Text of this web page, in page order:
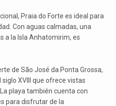
Praia do Forte es ideal para
Con aguas calmadas, una
a la Isla Anhatomirim, es
de São José da Ponta Grossa,
XVIII que ofrece vistas
playa también cuenta con
para disfrutar de la